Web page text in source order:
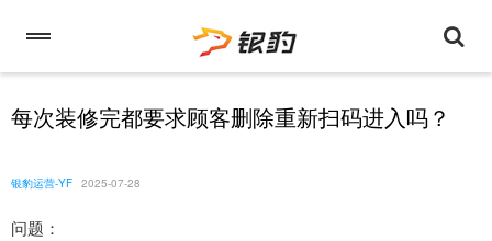
每次装修完都要求顾客删除重新扫码进入吗？
银豹运营-YF 2025-07-28
问题：